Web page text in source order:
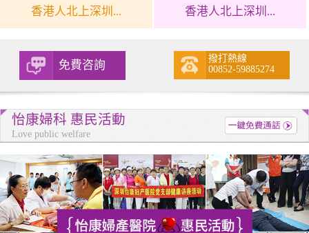
香港人北上深圳... 香港人北上深圳...
免費咨詢
撥打熱線
00852-59885274
怡康婦科 惠民活動
Love public welfare